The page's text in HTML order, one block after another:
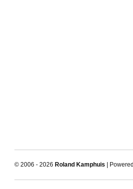
© 2006 - 2026 Roland Kamphuis |